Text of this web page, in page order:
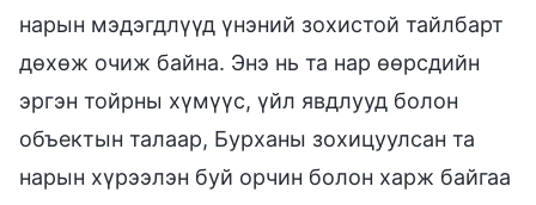
нарын мэдэгдлүүд үнэний зохистой тайлбарт
дөхөж очиж байна. Энэ нь та нар өөрсдийн
эргэн тойрны хүмүүс, үйл явдлууд болон
объектын талаар, Бурханы зохицуулсан та
нарын хүрээлэн буй орчин болон харж байгаа